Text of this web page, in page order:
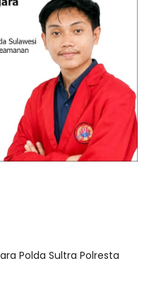
Polda Sultra Polresta